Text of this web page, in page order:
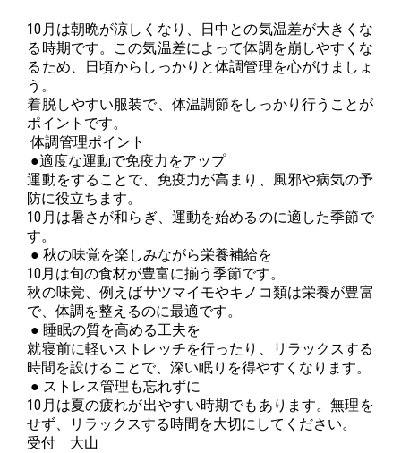
10月は朝晩が涼しくなり、
日中との気温差が大きくな
る時期です。 この気温差によって体調を崩しやすくな
るため、
日頃からしっかりと体調管理を心がけましょ
う。
着脱しやすい服装で、 体温調節をしっかり行うことが
ポイントです。
体調管理ポイント
●適度な運動で免疫力をアップ
運動をすることで、免疫力が高まり、 風邪や病気の予
防に役立ちます。
10月は暑さが和らぎ、運動を始めるのに適した季節で
す。
● 秋の味覚を楽しみながら栄養補給を
10月は旬の食材が豊富に揃う季節です。
秋の味覚、例えばサツマイモやキノコ類は栄養が豊富
で、体調を整えるのに最適です。
● 睡眠の質を高める工夫を
就寝前に軽いストレッチを行ったり、
リラックスする
時間を設けることで、深い眠りを得やすくなります。
● ストレス管理も忘れずに
10月は夏の疲れが出やすい時期でもあります。無理を
せず、
リラックスする時間を大切にしてください。
受付 大山